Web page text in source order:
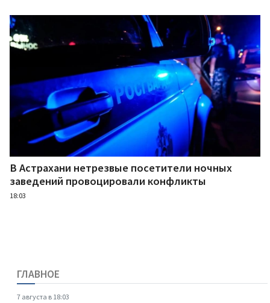
В Астрахани нетрезвые посетители ночных
заведений провоцировали конфликты
18:03
ГЛАВНОЕ
7 августа в 18:03